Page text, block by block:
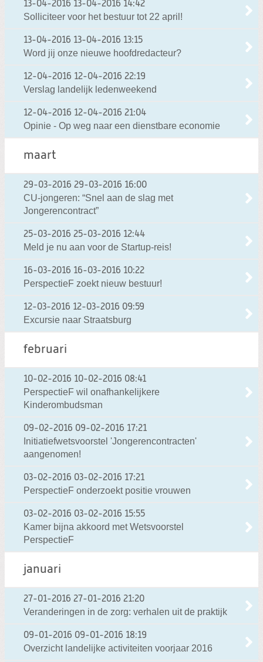
13-04-2016 13-04-2016 14:42
Solliciteer voor het bestuur tot 22 april!
13-04-2016 13-04-2016 13:15
Word jij onze nieuwe hoofdredacteur?
12-04-2016 12-04-2016 22:19
Verslag landelijk ledenweekend
12-04-2016 12-04-2016 21:04
Opinie - Op weg naar een dienstbare economie
maart
29-03-2016 29-03-2016 16:00
CU-jongeren: “Snel aan de slag met
Jongerencontract”
25-03-2016 25-03-2016 12:44
Meld je nu aan voor de Startup-reis!
16-03-2016 16-03-2016 10:22
PerspectieF zoekt nieuw bestuur!
12-03-2016 12-03-2016 09:59
Excursie naar Straatsburg
februari
10-02-2016 10-02-2016 08:41
PerspectieF wil onafhankelijkere
Kinderombudsman
09-02-2016 09-02-2016 17:21
Initiatiefwetsvoorstel 'Jongerencontracten'
aangenomen!
03-02-2016 03-02-2016 17:21
PerspectieF onderzoekt positie vrouwen
03-02-2016 03-02-2016 15:55
Kamer bijna akkoord met Wetsvoorstel
PerspectieF
januari
27-01-2016 27-01-2016 21:20
Veranderingen in de zorg: verhalen uit de praktijk
09-01-2016 09-01-2016 18:19
Overzicht landelijke activiteiten voorjaar 2016